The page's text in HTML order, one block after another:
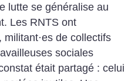
lutte se généralise au
Les RNTS ont
militant·es de collectifs
sociales
était partagé : celui